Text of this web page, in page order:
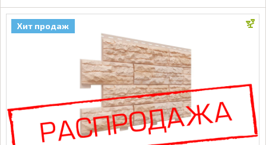
Хит продаж